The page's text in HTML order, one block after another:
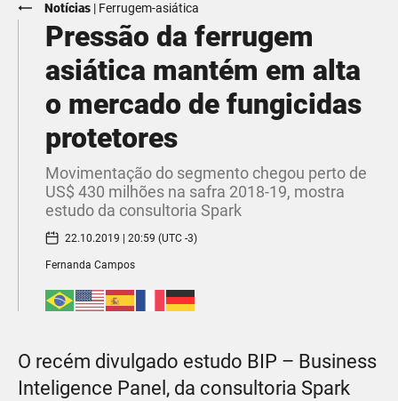
Notícias | Ferrugem-asiática
Pressão da ferrugem
asiática mantém em alta
o mercado de fungicidas
protetores
Movimentação do segmento chegou perto de
US$ 430 milhões na safra 2018-19, mostra
estudo da consultoria Spark
22.10.2019 | 20:59 (UTC -3)
Fernanda Campos
O recém divulgado estudo BIP – Business
Inteligence Panel, da consultoria Spark